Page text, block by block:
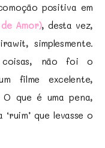
positiva em
Amor), desta vez,
simplesmente.
coisas, não foi o
filme excelente,
que é uma pena,
que levasse o